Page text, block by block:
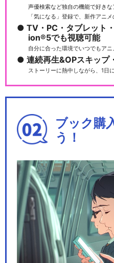
声優検索など独自の機能で好き
「気になる」登録で、新作アニ
TV・PC・タブレット
ion®5でも視聴可能
自分に合った環境でいつでもア
連続再生&OPスキップ
ストーリーに熱中しながら、1日
ブック購
う！